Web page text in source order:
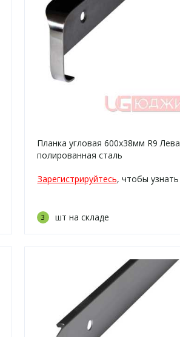
Планка угловая 600х38мм R9
полированная сталь
Зарегистрируйтесь, чтобы
3 шт на складе